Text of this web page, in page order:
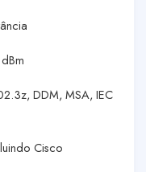
DDM, MSA, IEC
Cisco